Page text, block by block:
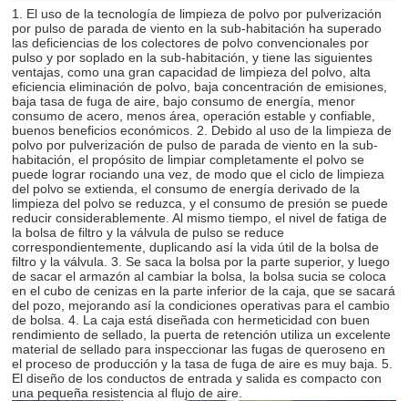
1. El uso de la tecnología de limpieza de polvo por pulverización
por pulso de parada de viento en la sub-habitación ha superado
las deficiencias de los colectores de polvo convencionales por
pulso y por soplado en la sub-habitación, y tiene las siguientes
ventajas, como una gran capacidad de limpieza del polvo, alta
eficiencia eliminación de polvo, baja concentración de emisiones,
baja tasa de fuga de aire, bajo consumo de energía, menor
consumo de acero, menos área, operación estable y confiable,
buenos beneficios económicos. 2. Debido al uso de la limpieza de
polvo por pulverización de pulso de parada de viento en la sub-
habitación, el propósito de limpiar completamente el polvo se
puede lograr rociando una vez, de modo que el ciclo de limpieza
del polvo se extienda, el consumo de energía derivado de la
limpieza del polvo se reduzca, y el consumo de presión se puede
reducir considerablemente. Al mismo tiempo, el nivel de fatiga de
la bolsa de filtro y la válvula de pulso se reduce
correspondientemente, duplicando así la vida útil de la bolsa de
filtro y la válvula. 3. Se saca la bolsa por la parte superior, y luego
de sacar el armazón al cambiar la bolsa, la bolsa sucia se coloca
en el cubo de cenizas en la parte inferior de la caja, que se sacará
del pozo, mejorando así la condiciones operativas para el cambio
de bolsa. 4. La caja está diseñada con hermeticidad con buen
rendimiento de sellado, la puerta de retención utiliza un excelente
material de sellado para inspeccionar las fugas de queroseno en
el proceso de producción y la tasa de fuga de aire es muy baja. 5.
El diseño de los conductos de entrada y salida es compacto con
una pequeña resistencia al flujo de aire.